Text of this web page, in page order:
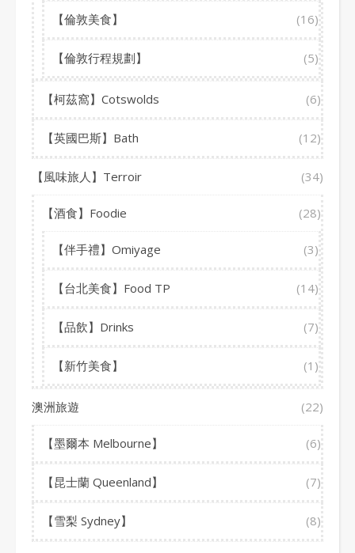
【倫敦美食】 (16)
【倫敦行程規劃】 (5)
【柯茲窩】Cotswolds (6)
【英國巴斯】Bath (12)
【風味旅人】Terroir (34)
【酒食】Foodie (28)
【伴手禮】Omiyage (3)
【台北美食】Food TP (14)
【品飲】Drinks (7)
【新竹美食】 (1)
澳洲旅遊 (22)
【墨爾本 Melbourne】 (6)
【昆士蘭 Queenland】 (7)
【雪梨 Sydney】 (8)